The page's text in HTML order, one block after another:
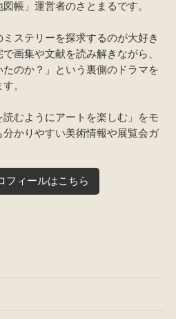
帳」運営者のさとまるです。
ステリーを探求するのが大好き
画集や文献を読み解きながら、
たのか？」という裏側のドラマを
。
読むようにアートを楽しむ」をモ
かりやすい美術情報や展覧会ガ
フィールはこちら